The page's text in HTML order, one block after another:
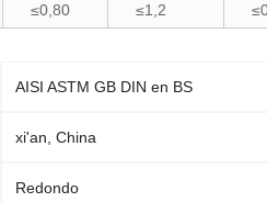
≤0,80 ≤1,2
AISI ASTM GB DIN en BS
xi'an, China
Redondo